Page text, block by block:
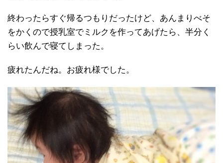
終わったらすぐ帰るつもりだったけど、あんまりべそ
をかくので授乳室でミルクを作ってあげたら、半分く
らい飲んで寝てしまった。
疲れたんだね。お疲れ様でした。